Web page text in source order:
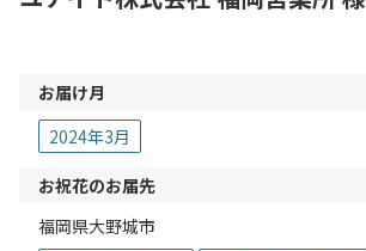
お届け月
2024年3月
お祝花のお届先
福岡県大野城市